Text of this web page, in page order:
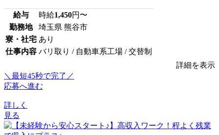
給与 時給1,450円〜
勤務地
埼玉県 熊谷市
寮・社宅 あり
仕事内容 バリ取り / 自動車系工場 / 交替制
詳細を表示
＼最短45秒で完了／
応募へ進む
詳しく
見る